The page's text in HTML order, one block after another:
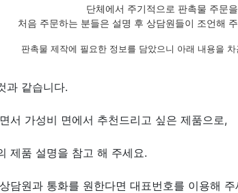
단체에서 주기적으로 판촉물 주문
처음 주문하는 분들은 설명 후 상담원들이 조언해
판촉물 제작에 필요한 정보를 담았으니 아래 내용을
과 같습니다.
서 가성비 면에서 추천드리고 싶은 제품으로,
제품 설명을 참고 해 주세요.
담원과 통화를 원한다면 대표번호를 이용해 주